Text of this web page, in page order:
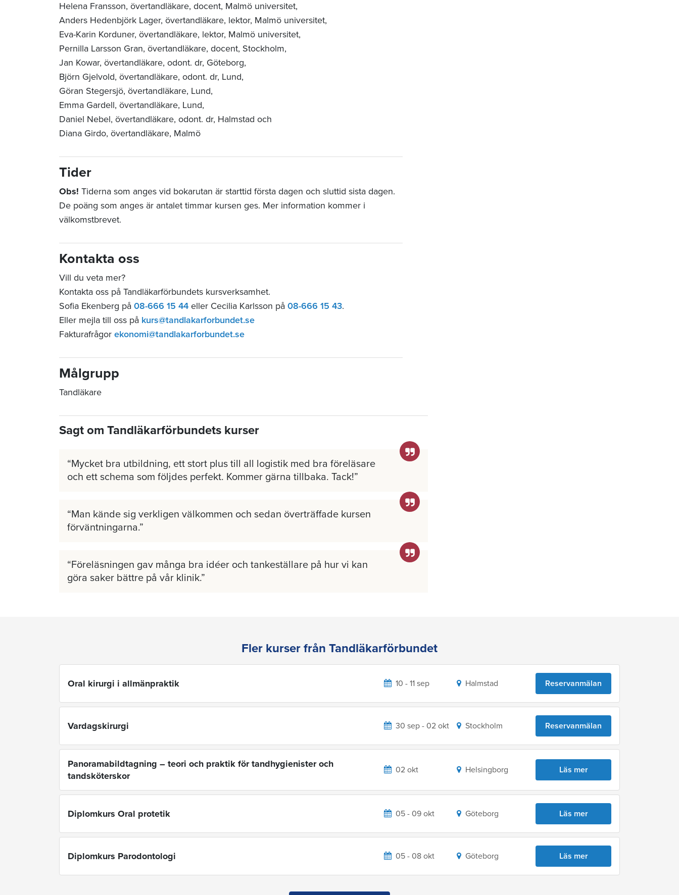
Helena Fransson, övertandläkare, docent, Malmö universitet,
Anders Hedenbjörk Lager, övertandläkare, lektor, Malmö universitet,
Eva-Karin Korduner, övertandläkare, lektor, Malmö universitet,
Pernilla Larsson Gran, övertandläkare, docent, Stockholm,
Jan Kowar, övertandläkare, odont. dr, Göteborg,
Björn Gjelvold, övertandläkare, odont. dr, Lund,
Göran Stegersjö, övertandläkare, Lund,
Emma Gardell, övertandläkare, Lund,
Daniel Nebel, övertandläkare, odont. dr, Halmstad och
Diana Girdo, övertandläkare, Malmö
Tider
Obs! Tiderna som anges vid bokarutan är starttid första dagen och sluttid sista dagen.
De poäng som anges är antalet timmar kursen ges. Mer information kommer i
välkomstbrevet.
Kontakta oss
Vill du veta mer?
Kontakta oss på Tandläkarförbundets kursverksamhet.
Sofia Ekenberg på 08-666 15 44 eller Cecilia Karlsson på 08-666 15 43.
Eller mejla till oss på kurs@tandlakarforbundet.se
Fakturafrågor ekonomi@tandlakarforbundet.se
Målgrupp
Tandläkare
Sagt om Tandläkarförbundets kurser
Mycket bra utbildning, ett stort plus till all logistik med bra föreläsare
och ett schema som följdes perfekt. Kommer gärna tillbaka. Tack!
Man kände sig verkligen välkommen och sedan överträffade kursen
förväntningarna.
Föreläsningen gav många bra idéer och tankeställare på hur vi kan
göra saker bättre på vår klinik.
Fler kurser från Tandläkarförbundet
Oral kirurgi i allmänpraktik 10 - 11 sep Halmstad Reservanmälan
Vardagskirurgi 30 sep - 02 okt Stockholm Reservanmälan
Panoramabildtagning – teori och praktik för tandhygienister och
tandsköterskor
02 okt Helsingborg Läs mer
Diplomkurs Oral protetik 05 - 09 okt Göteborg Läs mer
Diplomkurs Parodontologi 05 - 08 okt Göteborg Läs mer